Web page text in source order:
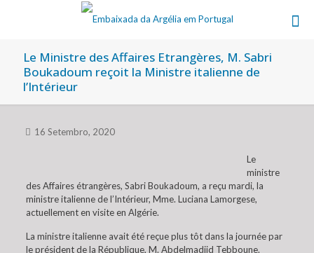
Le Ministre des Affaires Etrangères, M. Sabri
Boukadoum reçoit la Ministre italienne de
l’Intérieur
16 Setembro, 2020
Le
ministre
des Affaires étrangères, Sabri Boukadoum, a reçu mardi, la
ministre italienne de l’Intérieur, Mme. Luciana Lamorgese,
actuellement en visite en Algérie.
La ministre italienne avait été reçue plus tôt dans la journée par
le président de la République, M. Abdelmadjid Tebboune.